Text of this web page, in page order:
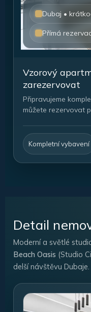
Dubaj •
Přímá
Vzorový
zarezervovat
Připravujeme
můžete rezervovat
Kompletní vybavení
Detail
Moderní a světlé
Beach Oasis (Studio
delší návštěvu Dubaje.